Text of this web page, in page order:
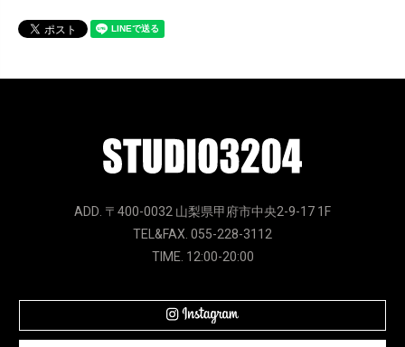
ADD. 〒400-0032 山梨県甲府市中央2-9-17 1F
TEL&FAX. 055-228-3112
TIME. 12:00-20:00